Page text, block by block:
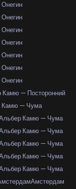
Камю — Посторонний
Камю — Чума
Камю — Чума
Камю — Чума
Камю — Чума
Камю — Чума
Камю — Чума
Амстердам